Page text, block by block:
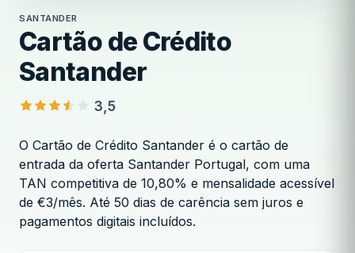
Cartão de Crédito Santander
SANTANDER
Cartão de Crédito
Santander
3,5
O Cartão de Crédito Santander é o cartão de
entrada da oferta Santander Portugal, com uma
TAN competitiva de 10,80% e mensalidade acessível
de €3/mês. Até 50 dias de carência sem juros e
pagamentos digitais incluídos.